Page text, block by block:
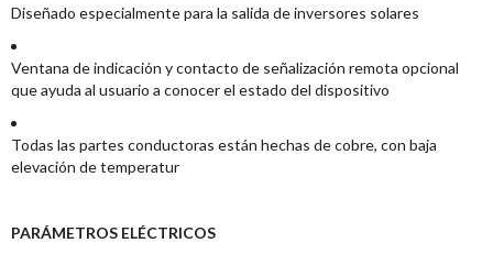
Diseñado especialmente para la salida de inversores solares
Ventana de indicación y contacto de señalización remota opcional
que ayuda al usuario a conocer el estado del dispositivo
Todas las partes conductoras están hechas de cobre, con baja
elevación de temperatur
PARÁMETROS ELÉCTRICOS